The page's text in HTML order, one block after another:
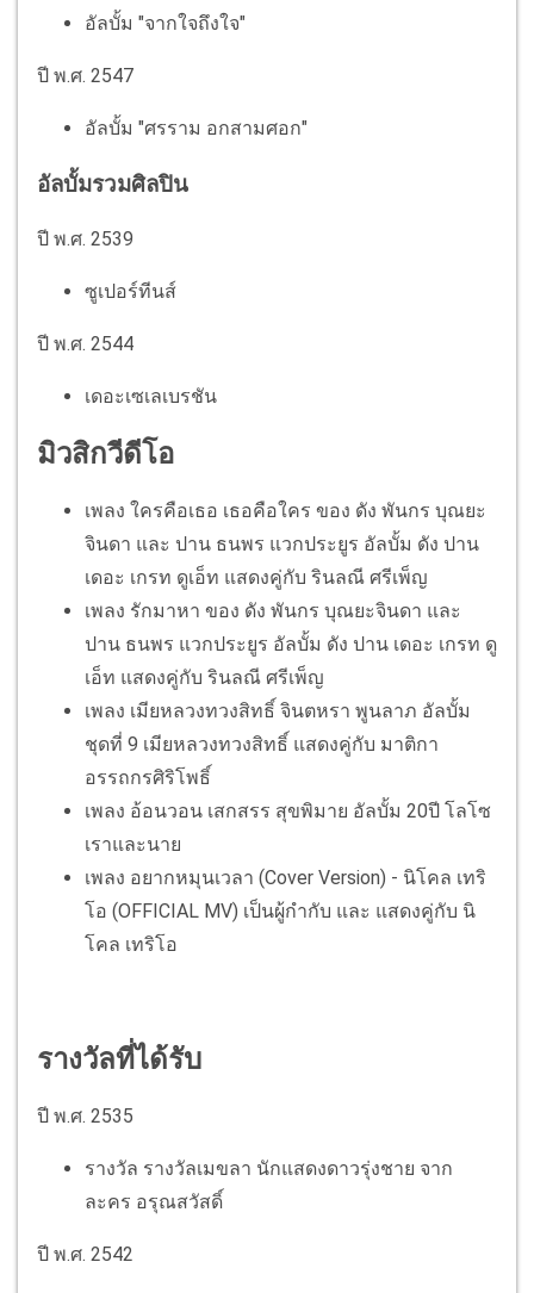
อัลบั้ม "จากใจถึงใจ"
ปี พ.ศ. 2547
อัลบั้ม "ศรราม อกสามศอก"
อัลบั้มรวมศิลปิน
ปี พ.ศ. 2539
ซูเปอร์ทีนส์
ปี พ.ศ. 2544
เดอะเซเลเบรชัน
มิวสิกวีดีโอ
เพลง ใครคือเธอ เธอคือใคร ของ ดัง พันกร บุณยะ
จินดา และ ปาน ธนพร แวกประยูร อัลบั้ม ดัง ปาน
เดอะ เกรท ดูเอ็ท แสดงคู่กับ รินลณี ศรีเพ็ญ
เพลง รักมาหา ของ ดัง พันกร บุณยะจินดา และ
ปาน ธนพร แวกประยูร อัลบั้ม ดัง ปาน เดอะ เกรท ดู
เอ็ท แสดงคู่กับ รินลณี ศรีเพ็ญ
เพลง เมียหลวงทวงสิทธิ์ จินตหรา พูนลาภ อัลบั้ม
ชุดที่ 9 เมียหลวงทวงสิทธิ์ แสดงคู่กับ มาติกา
อรรถกรศิริโพธิ์
เพลง อ้อนวอน เสกสรร สุขพิมาย อัลบั้ม 20ปี โลโซ
เราและนาย
เพลง อยากหมุนเวลา (Cover Version) - นิโคล เทริ
โอ (OFFICIAL MV) เป็นผู้กำกับ และ แสดงคู่กับ นิ
โคล เทริโอ
รางวัลที่ได้รับ
ปี พ.ศ. 2535
รางวัล รางวัลเมขลา นักแสดงดาวรุ่งชาย จาก
ละคร อรุณสวัสดิ์
ปี พ.ศ. 2542